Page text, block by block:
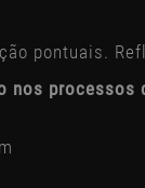
pontuais.
nos processos